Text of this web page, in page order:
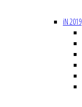
iN 2019